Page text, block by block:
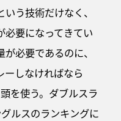
う技術だけなく、
必要になってきてい
必要であるのに、
ーしなければなら
を使う。ダブルスラ
ルスのランキングに